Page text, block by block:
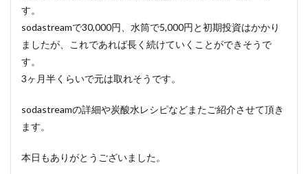
す。
sodastreamで30,000円、水筒で5,000円と初期投資はかかり
ましたが、これであれば長く続けていくことができそうで
す。
3ヶ月半くらいで元は取れそうです。
sodastreamの詳細や炭酸水レシピなどまたご紹介させて頂き
ます。
本日もありがとうございました。